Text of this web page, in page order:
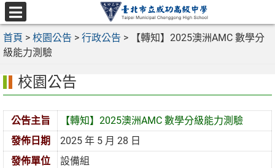
跳
至
主
要
區
選
單
首頁 > 校園公告 > 行政公告 >
【轉知】2025澳洲AMC 數學分
級能力測驗
校園公告
公告主旨
【轉知】2025澳洲AMC 數學分級能力測驗
發佈日期
2025 年 5 月 28 日
發佈單位
設備組